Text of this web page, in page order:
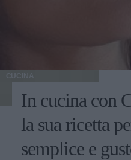
CUCINA
In cucina con
la sua ricetta
semplice e